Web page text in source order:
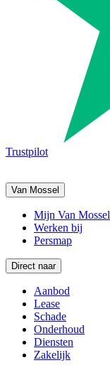
Trustpilot
Van Mossel
Mijn Van Mossel
Werken bij
Persmap
Direct naar
Aanbod
Lease
Schade
Onderhoud
Diensten
Zakelijk